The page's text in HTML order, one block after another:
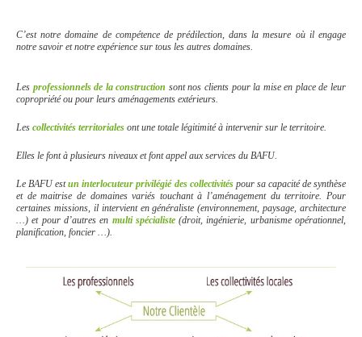
C’est notre domaine de compétence de prédilection, dans la mesure où il engage
notre savoir et notre expérience sur tous les autres domaines.
Les professionnels de la construction sont nos clients pour la mise en place de leur
copropriété ou pour leurs aménagements extérieurs.
Les collectivités territoriales ont une totale légitimité à intervenir sur le territoire.
Elles le font à plusieurs niveaux et font appel aux services du BAFU.
Le BAFU estun interlocuteur privilégié des collectivitéspour sa capacité de synthèse
et de maitrise de domaines variés touchant à l’aménagement du territoire. Pour
certaines missions, il intervient en généraliste (environnement, paysage, architecture
…) et pour d’autres en multi spécialiste(droit, ingénierie, urbanisme opérationnel,
planification, foncier …).